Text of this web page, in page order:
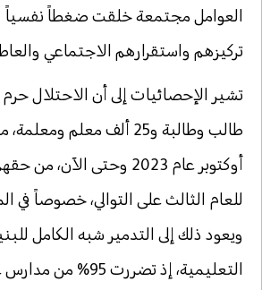
العوامل مجتمعة خلقت ضغطاً نفسياً
تركيزهم واستقرارهم الاجتماعي
أوكتوبر عام 2023 وحتى
للعام الثالث على التوالي، خصوصاً في
ويعود ذلك إلى التدمير شبه الكامل
التعليمية، إذ تضررت